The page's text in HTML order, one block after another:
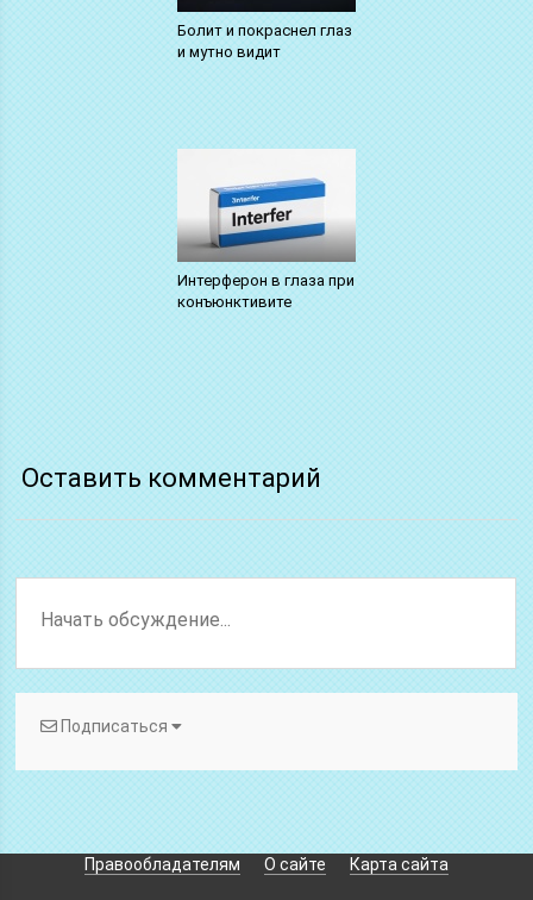
Болит и покраснел глаз
и мутно видит
Интерферон в глаза при
конъюнктивите
Оставить комментарий
Подписаться
Правообладателям О сайте Карта сайта